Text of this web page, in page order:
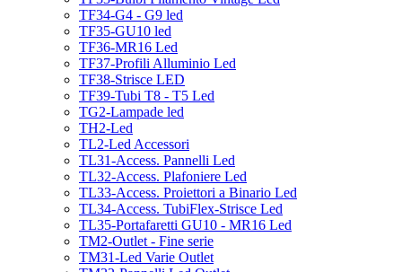
TF34-G4 - G9 led
TF35-GU10 led
TF36-MR16 Led
TF37-Profili Alluminio Led
TF38-Strisce LED
TF39-Tubi T8 - T5 Led
TG2-Lampade led
TH2-Led
TL2-Led Accessori
TL31-Access. Pannelli Led
TL32-Access. Plafoniere Led
TL33-Access. Proiettori a Binario Led
TL34-Access. TubiFlex-Strisce Led
TL35-Portafaretti GU10 - MR16 Led
TM2-Outlet - Fine serie
TM31-Led Varie Outlet